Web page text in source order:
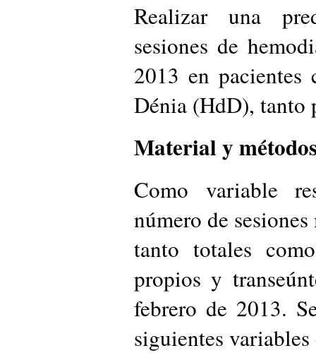
Realizar una
sesiones de
2013 en
Dénia (HdD), tanto
Material y
Como variable
número de
tanto totales
propios y
febrero de 2013.
siguientes